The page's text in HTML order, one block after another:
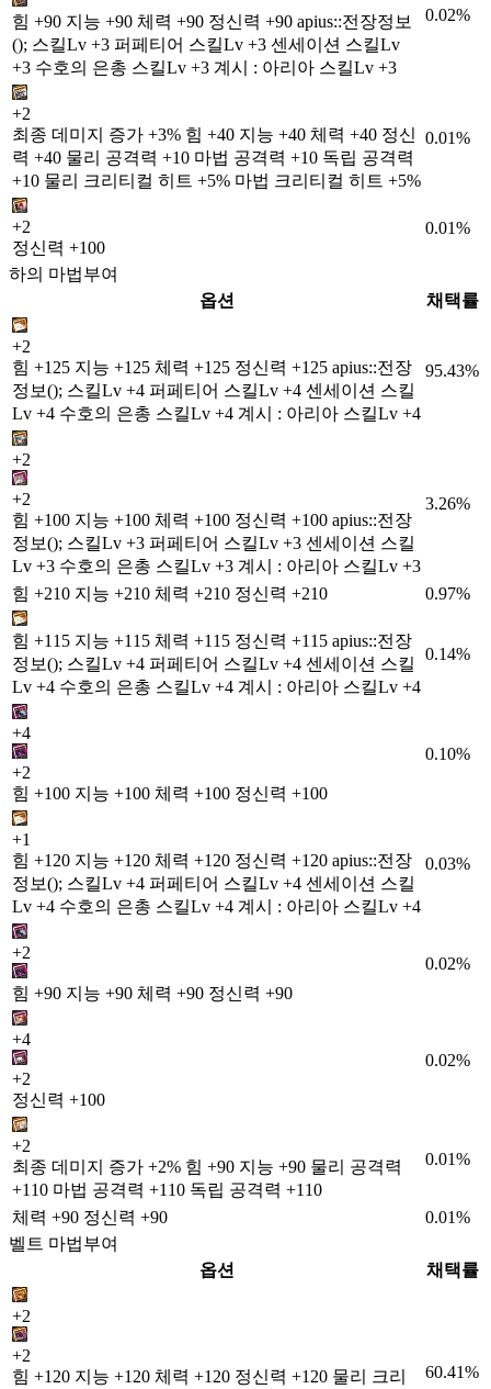
힘 +90 지능 +90 체력 +90 정신력 +90 apius::전장정보
(); 스킬Lv +3 퍼페티어 스킬Lv +3 센세이션 스킬Lv
+3 수호의 은총 스킬Lv +3 계시 : 아리아 스킬Lv +3
0.02%
+2
최종 데미지 증가 +3% 힘 +40 지능 +40 체력 +40 정신
력 +40 물리 공격력 +10 마법 공격력 +10 독립 공격력
+10 물리 크리티컬 히트 +5% 마법 크리티컬 히트 +5%
0.01%
+2
정신력 +100
0.01%
하의 마법부여
옵션
채택률
+2
힘 +125 지능 +125 체력 +125 정신력 +125 apius::전장
정보(); 스킬Lv +4 퍼페티어 스킬Lv +4 센세이션 스킬
Lv +4 수호의 은총 스킬Lv +4 계시 : 아리아 스킬Lv +4
95.43%
+2
+2
힘 +100 지능 +100 체력 +100 정신력 +100 apius::전장
정보(); 스킬Lv +3 퍼페티어 스킬Lv +3 센세이션 스킬
Lv +3 수호의 은총 스킬Lv +3 계시 : 아리아 스킬Lv +3
3.26%
힘 +210 지능 +210 체력 +210 정신력 +210 0.97%
힘 +115 지능 +115 체력 +115 정신력 +115 apius::전장
정보(); 스킬Lv +4 퍼페티어 스킬Lv +4 센세이션 스킬
Lv +4 수호의 은총 스킬Lv +4 계시 : 아리아 스킬Lv +4
0.14%
+4
+2
힘 +100 지능 +100 체력 +100 정신력 +100
0.10%
+1
힘 +120 지능 +120 체력 +120 정신력 +120 apius::전장
정보(); 스킬Lv +4 퍼페티어 스킬Lv +4 센세이션 스킬
Lv +4 수호의 은총 스킬Lv +4 계시 : 아리아 스킬Lv +4
0.03%
+2
힘 +90 지능 +90 체력 +90 정신력 +90
0.02%
+4
+2
정신력 +100
0.02%
+2
최종 데미지 증가 +2% 힘 +90 지능 +90 물리 공격력
+110 마법 공격력 +110 독립 공격력 +110
0.01%
체력 +90 정신력 +90
0.01%
벨트 마법부여
옵션
채택률
+2
+2
힘 +120 지능 +120 체력 +120 정신력 +120 물리 크리
60.41%